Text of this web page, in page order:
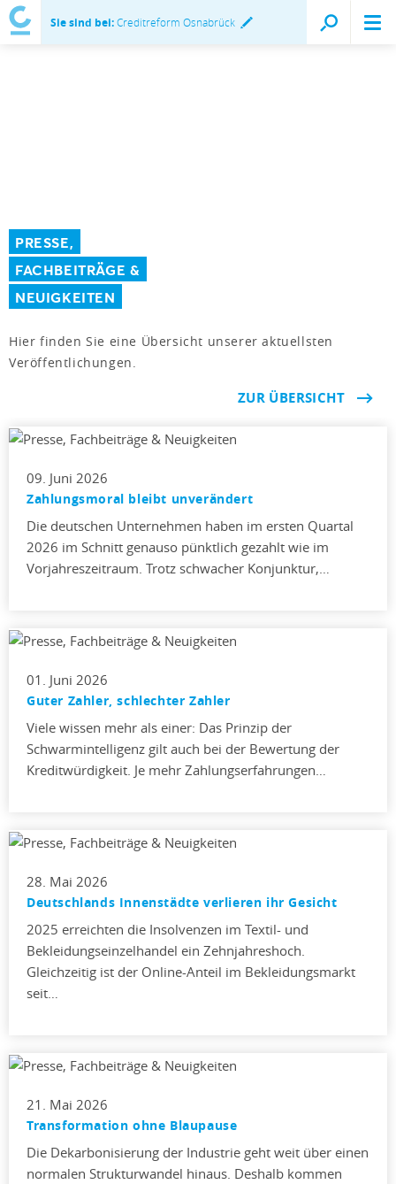
Sie sind bei:Creditreform Osnabrück
PRESSE,
FACHBEITRÄGE &
NEUIGKEITEN
Hier finden Sie eine Übersicht unserer aktuellsten
Veröffentlichungen.
ZUR ÜBERSICHT
09. Juni 2026
Zahlungsmoral bleibt unverändert
Die deutschen Unternehmen haben im ersten Quartal
2026 im Schnitt genauso pünktlich gezahlt wie im
Vorjahreszeitraum. Trotz schwacher Konjunktur,…
01. Juni 2026
Guter Zahler, schlechter Zahler
Viele wissen mehr als einer: Das Prinzip der
Schwarmintelligenz gilt auch bei der Bewertung der
Kreditwürdigkeit. Je mehr Zahlungserfahrungen…
28. Mai 2026
Deutschlands Innenstädte verlieren ihr Gesicht
2025 erreichten die Insolvenzen im Textil- und
Bekleidungseinzelhandel ein Zehnjahreshoch.
Gleichzeitig ist der Online-Anteil im Bekleidungsmarkt
seit…
21. Mai 2026
Transformation ohne Blaupause
Die Dekarbonisierung der Industrie geht weit über einen
normalen Strukturwandel hinaus. Deshalb kommen